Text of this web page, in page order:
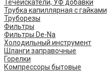
Течеискатели, УФ добавки
Трубка капиллярная с гайками
Труборезы
Фильтры
Фильтры De-Na
Холодильный инструмент
Шланги заправочные
Горелки
Компрессоры бытовые